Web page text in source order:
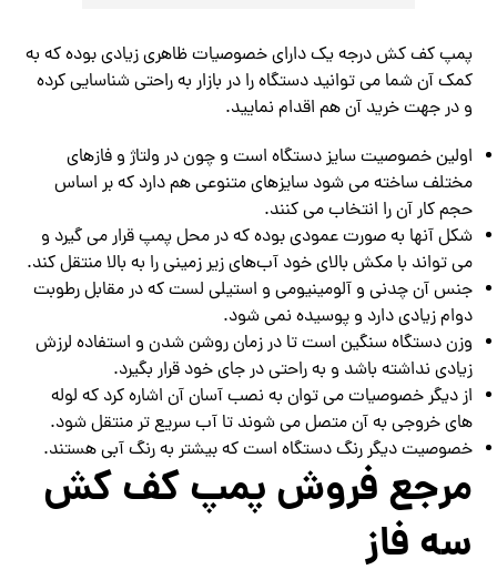
پمپ کف کش درجه یک دارای خصوصیات ظاهری زیادی بوده که به
کمک آن شما می توانید دستگاه را در بازار به راحتی شناسایی کرده
و در جهت خرید آن هم اقدام نمایید.
اولین خصوصیت سایز دستگاه است و چون در ولتاژ و فازهای
مختلف ساخته می شود سایزهای متنوعی هم دارد که بر اساس
حجم کار آن را انتخاب می کنند.‌
شکل آنها به صورت عمودی بوده که در محل پمپ قرار می گیرد و
می تواند با مکش بالای خود آب‌های زیر زمینی را به بالا منتقل کند.
جنس آن چدنی و آلومینیومی و استیلی لست که در مقابل رطوبت
دوام زیادی دارد و پوسیده نمی شود.
وزن دستگاه سنگین است تا در زمان روشن شدن و استفاده لرزش
زیادی نداشته باشد و به راحتی در جای خود قرار بگیرد.
از دیگر خصوصیات می توان به نصب آسان آن اشاره کرد که لوله
های خروجی به آن متصل می شوند تا آب سریع تر منتقل شود.
خصوصیت دیگر رنگ دستگاه است که بیشتر به رنگ آبی هستند.
مرجع فروش پمپ کف کش
سه فاز